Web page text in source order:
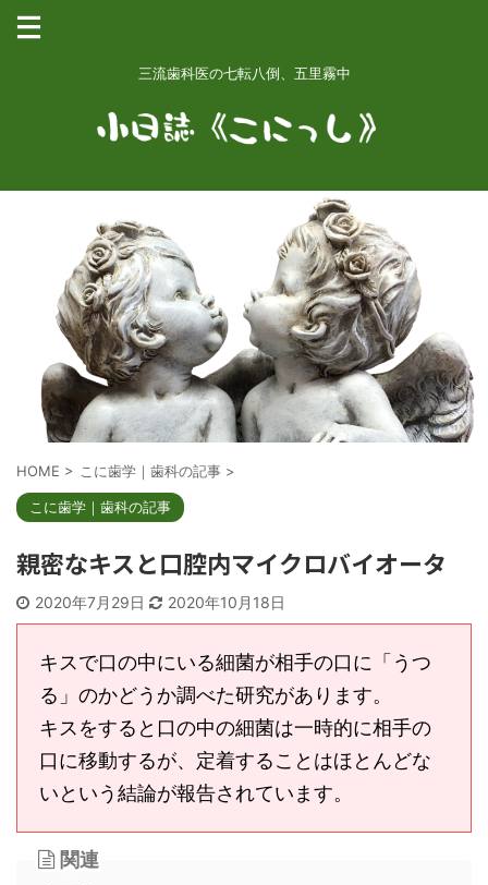
三流歯科医の七転八倒、五里霧中
HOME > こに歯学｜歯科の記事 >
こに歯学｜歯科の記事
親密なキスと口腔内マイクロバイオータ
2020年7月29日 2020年10月18日
キスで口の中にいる細菌が相手の口に「うつ
る」のかどうか調べた研究があります。
キスをすると口の中の細菌は一時的に相手の
口に移動するが、定着することはほとんどな
いという結論が報告されています。
関連